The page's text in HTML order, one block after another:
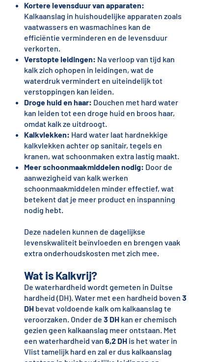
Kortere levensduur van apparaten:
Kalkaanslag in huishoudelijke apparaten zoals
vaatwassers en wasmachines kan de
efficiëntie verminderen en de levensduur
verkorten.
Verstopte leidingen: Na verloop van tijd kan
kalk zich ophopen in leidingen, wat de
waterdruk vermindert en uiteindelijk tot
verstoppingen kan leiden.
Droge huid en haar: Douchen met hard water
kan leiden tot een droge huid en broos haar,
omdat kalk ze uitdroogt.
Kalkvlekken: Hard water laat hardnekkige
kalkvlekken achter op sanitair, tegels en
kranen, wat schoonmaken extra lastig maakt.
Meer schoonmaakmiddelen nodig: Door de
aanwezigheid van kalk werken
schoonmaakmiddelen minder effectief, wat
betekent dat je meer product en inspanning
nodig hebt.
Deze nadelen kunnen de dagelijkse
levenskwaliteit beïnvloeden en brengen vaak
extra onderhoudskosten met zich mee.
Wat is Kalkvrij?
De waterhardheid wordt gemeten in Duitse
hardheid (DH). Water met een hardheid boven 3
DHbevat voldoende kalk om kalkaanslag te
veroorzaken. Onder de 3 DHkan er chemisch
gezien geen kalkaanslag meer ontstaan. Met
een waterhardheid van 6,2 DHis het water in
Vlist tamelijk hard en zal er dus kalkaanslag